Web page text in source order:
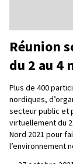
Réunion
du 2 au 4
Plus de 400
nordiques,
secteur public et
virtuellement du
Nord 2021 pour
l’environnement